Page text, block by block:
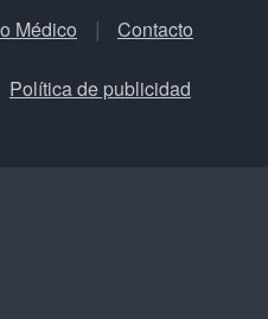
Médico Contacto
Política de publicidad